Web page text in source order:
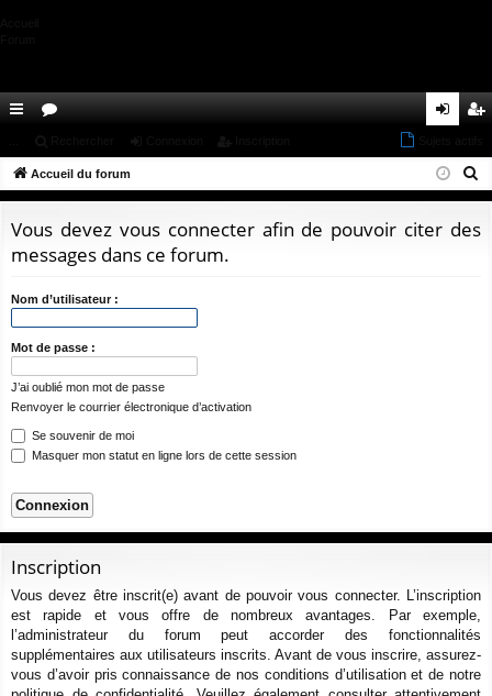
co
ci
u
s
ne
on
cri
on
Accueil du forum
Vous devez vous connecter afin de pouvoir citer des
messages dans ce forum.
Nom d’utilisateur :
Mot de passe :
J’ai oublié mon mot de passe
Renvoyer le courrier électronique d’activation
Se souvenir de moi
Masquer mon statut en ligne lors de cette session
Inscription
Vous devez être inscrit(e) avant de pouvoir vous connecter. L’inscription
est rapide et vous offre de nombreux avantages. Par exemple,
l’administrateur du forum peut accorder des fonctionnalités
supplémentaires aux utilisateurs inscrits. Avant de vous inscrire, assurez-
vous d’avoir pris connaissance de nos conditions d’utilisation et de notre